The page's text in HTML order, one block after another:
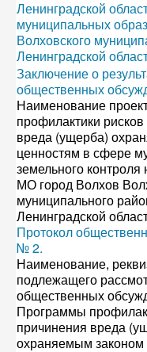
Ленинградской
муниципальных
Волховского
Ленинградской
Заключение о
общественных
Наименование
профилактики
вреда (ущерба)
ценностям в сфере
земельного контроля
МО город Волхов
муниципального
Ленинградской
Протокол
№ 2.
Наименование,
подлежащего
общественных
Программы
причинения вреда
охраняемым законом